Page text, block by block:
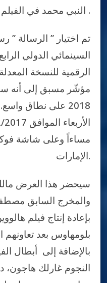
النبي محمد في الفيلم .
تم اختيار ” الرسالة ”
السينمائي الدولي
مؤشّر مسبق إلى أنه
2018 على نطاق
مساءاً وعلى شاشة
الإمارات.
والمخرج السابق
بإعادة إنتاج فيلم
بالإضافة إلى أبطال
النجوم غارلك هاجون،